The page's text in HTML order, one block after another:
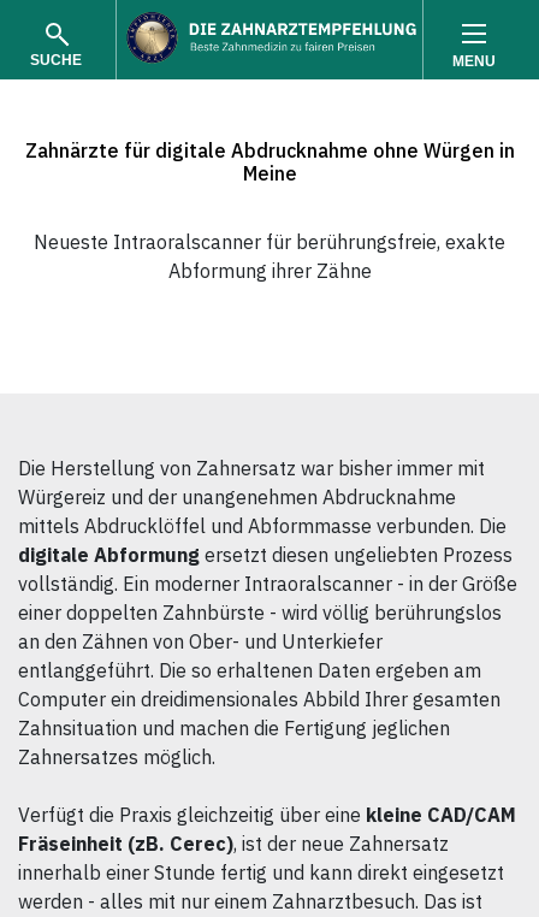
SUCHE MENU
Zahnärzte für digitale Abdrucknahme ohne Würgen in
Meine
Neueste Intraoralscanner für berührungsfreie, exakte
Abformung ihrer Zähne
Die Herstellung von Zahnersatz war bisher immer mit
Würgereiz und der unangenehmen Abdrucknahme
mittels Abdrucklöffel und Abformmasse verbunden. Die
digitale Abformung ersetzt diesen ungeliebten Prozess
vollständig. Ein moderner Intraoralscanner - in der Größe
einer doppelten Zahnbürste - wird völlig berührungslos
an den Zähnen von Ober- und Unterkiefer
entlanggeführt. Die so erhaltenen Daten ergeben am
Computer ein dreidimensionales Abbild Ihrer gesamten
Zahnsituation und machen die Fertigung jeglichen
Zahnersatzes möglich.
Verfügt die Praxis gleichzeitig über eine kleine CAD/CAM
Fräseinheit (zB. Cerec), ist der neue Zahnersatz
innerhalb einer Stunde fertig und kann direkt eingesetzt
werden - alles mit nur einem Zahnarztbesuch. Das ist